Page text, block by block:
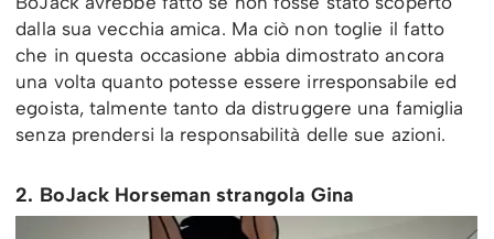
dalla sua vecchia amica. Ma ciò non toglie il fatto
che in questa occasione abbia dimostrato ancora
una volta quanto potesse essere irresponsabile ed
egoista, talmente tanto da distruggere una famiglia
senza prendersi la responsabilità delle sue azioni.
2. BoJack Horseman strangola Gina